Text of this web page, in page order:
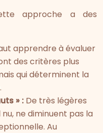
approche a des
apprendre à évaluer
des critères plus
qui déterminent la
» : De très légères
ne diminuent pas la
Au